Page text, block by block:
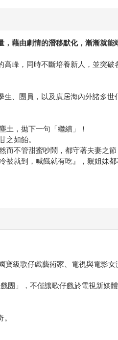
藉由劇情的潛移默化，漸漸就能
峰，同時不斷培養新人，並突
、團員，以及廣居海內外諸多
土，拋下一句「繼續」！
之如飴。
不管甜蜜吵鬧，都守著夫妻之節
就到，喊餓就有吃』，親姐妹都
級歌仔戲藝術家、電視與電影女
」，不僅讓歌仔戲於電視新媒